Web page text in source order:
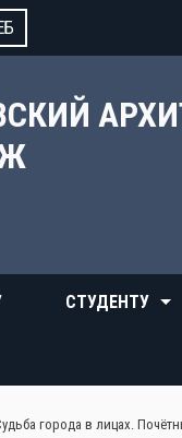
СТУДЕНТУ
города в лицах.